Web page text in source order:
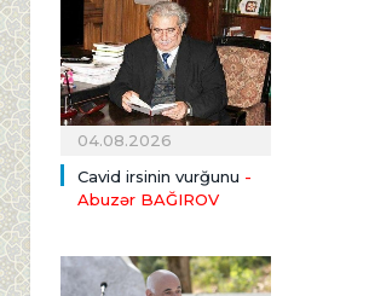
04.08.2026
Cavid irsinin vurğunu -
Abuzər BAĞIROV